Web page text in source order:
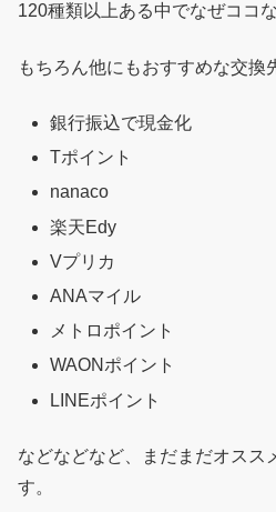
120種類以上ある中でなぜココな
もちろん他にもおすすめな交換
銀行振込で現金化
Tポイント
nanaco
楽天Edy
Vプリカ
ANAマイル
メトロポイント
WAONポイント
LINEポイント
などなどなど、まだまだオスス
す。